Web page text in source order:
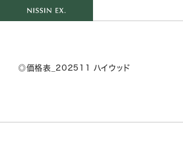
◎価格表_202511 ハイウッド